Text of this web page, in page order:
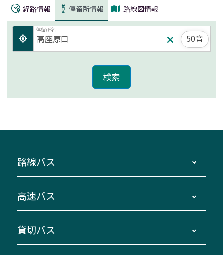
経路情報 停留所情報 路線図情報
停留所名
50音
路線バス
主要停留所案内図・時刻表
路線バスのご利用方法
高速バス
南紀・VISON～横浜・東京・埼玉
貸切バス